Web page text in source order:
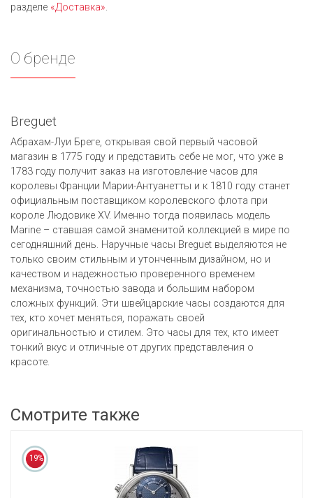
разделе «Доставка».
О бренде
Breguet
Абрахам-Луи Бреге, открывая свой первый часовой
магазин в 1775 году и представить себе не мог, что уже в
1783 году получит заказ на изготовление часов для
королевы Франции Марии-Антуанетты и к 1810 году станет
официальным поставщиком королевского флота при
короле Людовике ХV. Именно тогда появилась модель
Marine – ставшая самой знаменитой коллекцией в мире по
сегодняшний день. Наручные часы Breguet выделяются не
только своим стильным и утонченным дизайном, но и
качеством и надежностью проверенного временем
механизма, точностью завода и большим набором
сложных функций. Эти швейцарские часы создаются для
тех, кто хочет меняться, поражать своей
оригинальностью и стилем. Это часы для тех, кто имеет
тонкий вкус и отличные от других представления о
красоте.
Смотрите также
19%